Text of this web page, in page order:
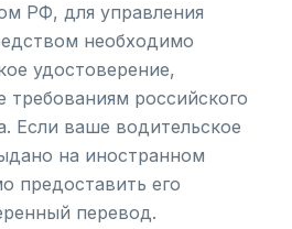
РФ, для управления
необходимо
удостоверение,
российского
Если ваше водительское
на иностранном
предоставить его
перевод.